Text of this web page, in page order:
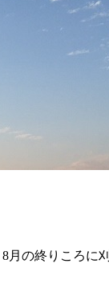
の終りころに